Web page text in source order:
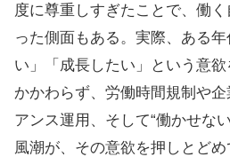
度に尊重しすぎたことで、働
った側面もある。実際、ある
い」「成長したい」という意
かかわらず、労働時間規制や
アンス運用、そして“働かせな
風潮が、その意欲を押しとどめ